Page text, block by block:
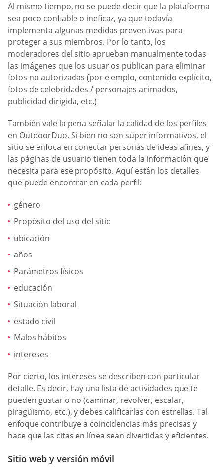
Al mismo tiempo, no se puede decir que la plataforma
sea poco confiable o ineficaz, ya que todavía
implementa algunas medidas preventivas para
proteger a sus miembros. Por lo tanto, los
moderadores del sitio aprueban manualmente todas
las imágenes que los usuarios publican para eliminar
fotos no autorizadas (por ejemplo, contenido explícito,
fotos de celebridades / personajes animados,
publicidad dirigida, etc.)
También vale la pena señalar la calidad de los perfiles
en OutdoorDuo. Si bien no son súper informativos, el
sitio se enfoca en conectar personas de ideas afines, y
las páginas de usuario tienen toda la información que
necesita para ese propósito. Aquí están los detalles
que puede encontrar en cada perfil:
género
Propósito del uso del sitio
ubicación
años
Parámetros físicos
educación
Situación laboral
estado civil
Malos hábitos
intereses
Por cierto, los intereses se describen con particular
detalle. Es decir, hay una lista de actividades que te
pueden gustar o no (caminar, revolver, escalar,
piragüismo, etc.), y debes calificarlas con estrellas. Tal
enfoque contribuye a coincidencias más precisas y
hace que las citas en línea sean divertidas y eficientes.
Sitio web y versión móvil